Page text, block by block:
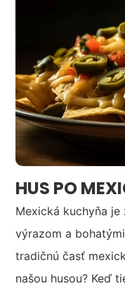
HUS PO
Mexická kuchyňa
výrazom a
tradičnú časť
našou husou? Keď